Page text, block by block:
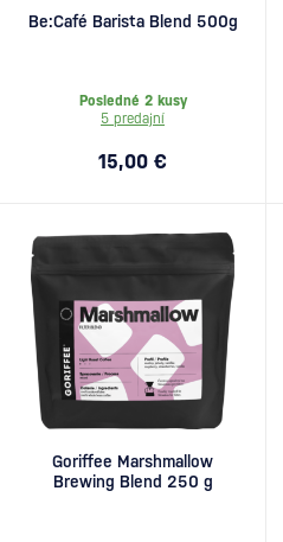
Be:Café Barista Blend 500g
Posledné 2 kusy
5 predajní
15,00 €
Goriffee Marshmallow
Brewing Blend 250 g